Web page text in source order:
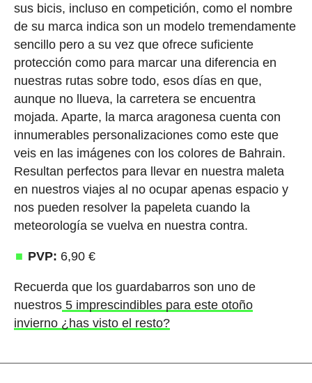
sus bicis, incluso en competición, como el nombre
de su marca indica son un modelo tremendamente
sencillo pero a su vez que ofrece suficiente
protección como para marcar una diferencia en
nuestras rutas sobre todo, esos días en que,
aunque no llueva, la carretera se encuentra
mojada. Aparte, la marca aragonesa cuenta con
innumerables personalizaciones como este que
veis en las imágenes con los colores de Bahrain.
Resultan perfectos para llevar en nuestra maleta
en nuestros viajes al no ocupar apenas espacio y
nos pueden resolver la papeleta cuando la
meteorología se vuelva en nuestra contra.
PVP: 6,90 €
Recuerda que los guardabarros son uno de
nuestros5 imprescindibles para este otoño
invierno ¿has visto el resto?